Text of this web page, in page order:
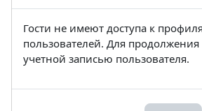
Гости не имеют доступа к
пользователей. Для
учетной записью пользователя.